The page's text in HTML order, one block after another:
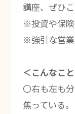
講座、ぜひ
※投資や保険
※強引な営業
＜こんなこ
〇右も左も
焦っている。